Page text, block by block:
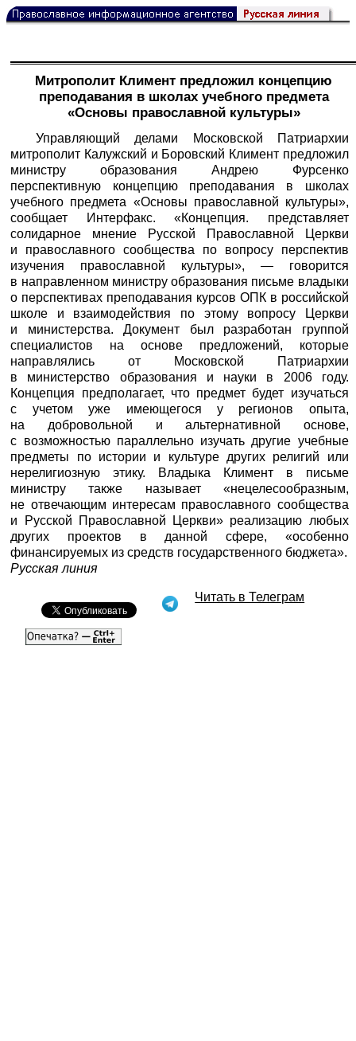
Митрополит Климент предложил концепцию
преподавания в школах учебного предмета
«Основы православной культуры»
Управляющий делами Московской Патриархии
митрополит Калужский и Боровский Климент предложил
министру образования Андрею Фурсенко
перспективную концепцию преподавания в школах
учебного предмета «Основы православной культуры»,
сообщает
Интерфакс. «Концепция. представляет
солидарное мнение Русской Православной Церкви
и православного сообщества по вопросу перспектив
изучения православной культуры», — говорится
в направленном министру образования письме владыки
о перспективах преподавания курсов ОПК в российской
школе и взаимодействия по этому вопросу Церкви
и министерства. Документ был разработан группой
специалистов на основе предложений, которые
направлялись от Московской Патриархии
в министерство образования и науки в 2006 году.
Концепция предполагает, что предмет будет изучаться
с учетом уже имеющегося у регионов опыта,
на добровольной и альтернативной основе,
с возможностью параллельно изучать другие учебные
предметы по истории и культуре других религий или
нерелигиозную этику. Владыка Климент в письме
министру также называет «нецелесообразным,
не отвечающим интересам православного сообщества
и Русской Православной Церкви» реализацию любых
других проектов в данной сфере, «особенно
финансируемых из средств государственного бюджета».
Русская линия
Читать в Телеграм